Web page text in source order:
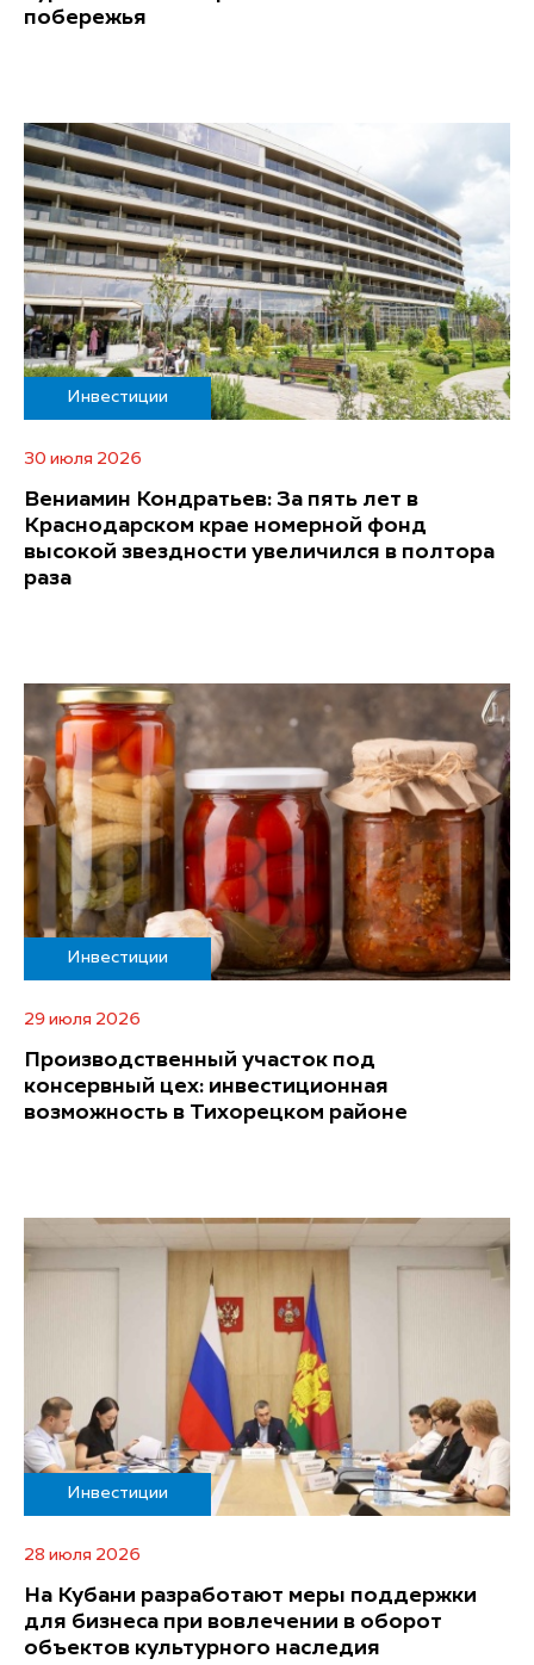
побережья
Инвестиции
30 июля 2026
Вениамин Кондратьев: За пять лет в
Краснодарском крае номерной фонд
высокой звездности увеличился в полтора
раза
Инвестиции
29 июля 2026
Производственный участок под
консервный цех: инвестиционная
возможность в Тихорецком районе
Инвестиции
28 июля 2026
На Кубани разработают меры поддержки
для бизнеса при вовлечении в оборот
объектов культурного наследия